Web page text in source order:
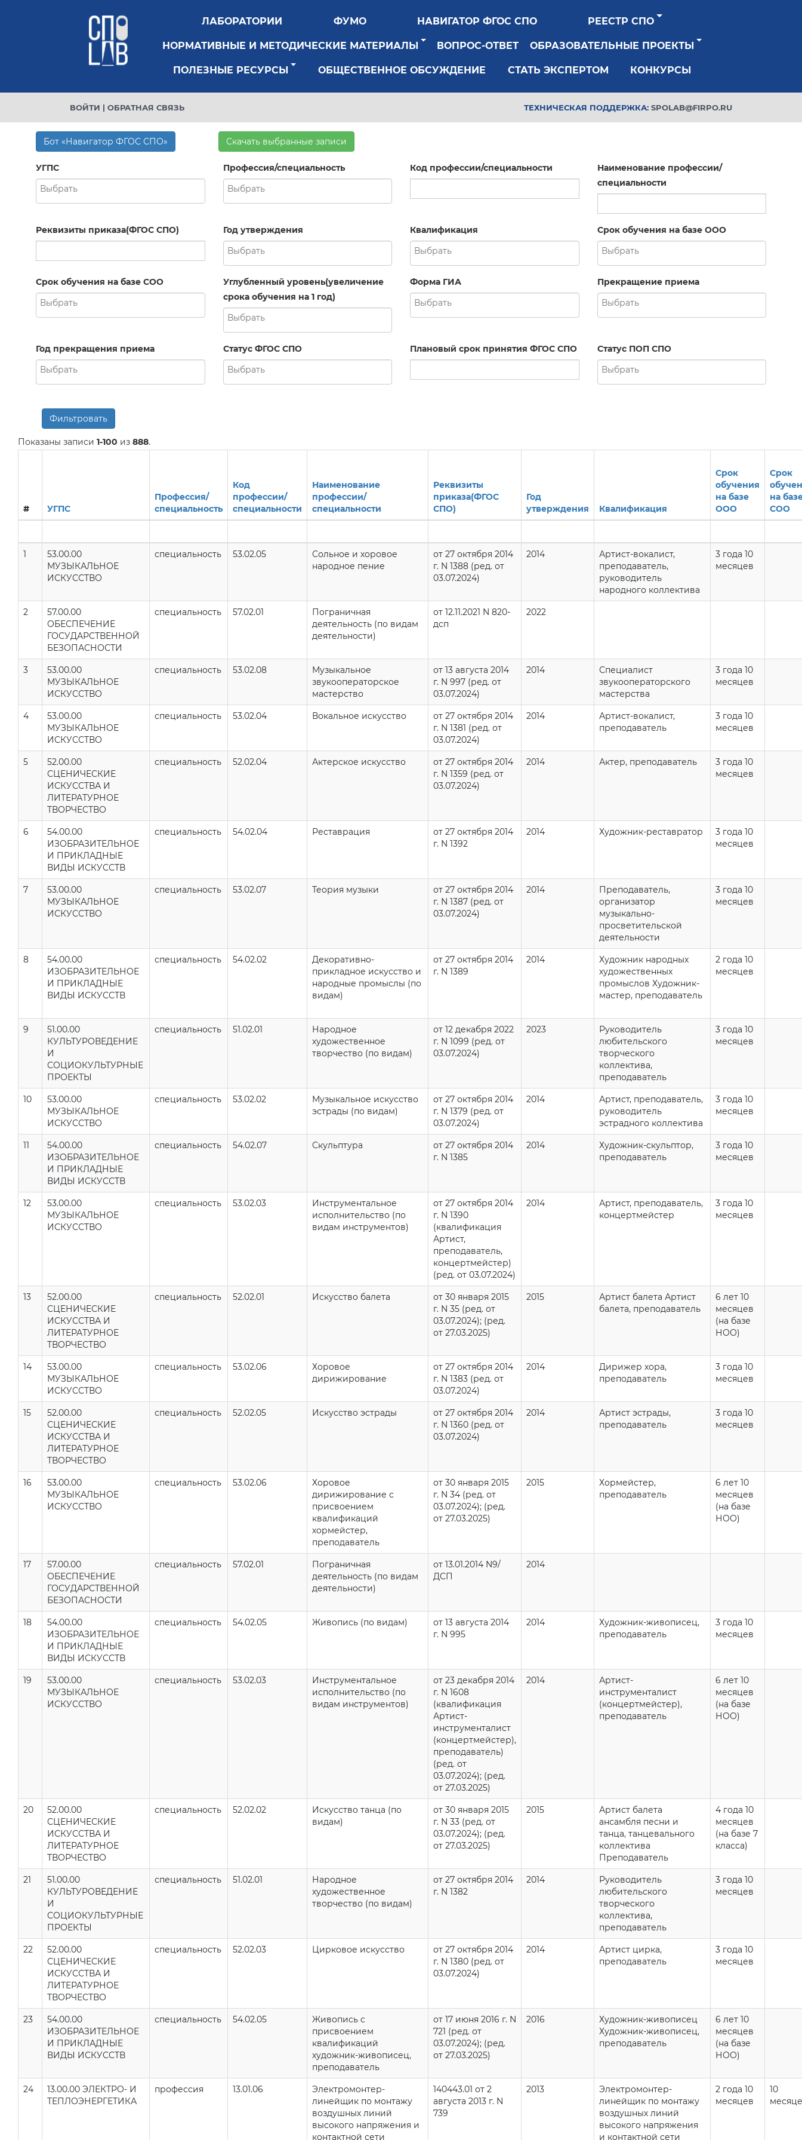
ЛАБОРАТОРИИ ФУМО НАВИГАТОР ФГОС СПО РЕЕСТР СПО
НОРМАТИВНЫЕ И МЕТОДИЧЕСКИЕ МАТЕРИАЛЫ ВОПРОС-ОТВЕТ ОБРАЗОВАТЕЛЬНЫЕ ПРОЕКТЫ
ПОЛЕЗНЫЕ РЕСУРСЫ ОБЩЕСТВЕННОЕ ОБСУЖДЕНИЕ СТАТЬ ЭКСПЕРТОМ КОНКУРСЫ
ВОЙТИ | ОБРАТНАЯ СВЯЗЬ ТЕХНИЧЕСКАЯ ПОДДЕРЖКА: SPOLAB@FIRPO.RU
Бот «Навигатор ФГОС СПО» Скачать выбранные записи
УГПС Профессия/специальность Код профессии/специальности
Наименование профессии/
специальности
Реквизиты приказа(ФГОС СПО) Год утверждения Квалификация Срок обучения на базе ООО
Срок обучения на базе СОО
Углубленный уровень(увеличение
срока обучения на 1 год)
Форма ГИА Прекращение приема
Год прекращения приема Статус ФГОС СПО Плановый срок принятия ФГОС СПО Статус ПОП СПО
Фильтровать
Показаны записи 1-100 из 888.
# УГПС
Профессия/
специальность
Код
профессии/
специальности
Наименование
профессии/
специальности
Реквизиты
приказа(ФГОС
СПО)
Год
утверждения
Квалификация
Срок
обучения
на базе
ООО
Срок
на
СОО
1
53.00.00
МУЗЫКАЛЬНОЕ
ИСКУССТВО
специальность 53.02.05
Сольное и хоровое
народное пение
от 27 октября 2014
г. N 1388 (ред. от
03.07.2024)
2014
Артист-вокалист,
преподаватель,
руководитель
народного коллектива
3 года 10
месяцев
2
57.00.00
ОБЕСПЕЧЕНИЕ
ГОСУДАРСТВЕННОЙ
БЕЗОПАСНОСТИ
специальность 57.02.01
Пограничная
деятельность (по видам
деятельности)
от 12.11.2021 N 820-
дсп
2022
3
53.00.00
МУЗЫКАЛЬНОЕ
ИСКУССТВО
специальность 53.02.08
Музыкальное
звукооператорское
мастерство
от 13 августа 2014
г. N 997 (ред. от
03.07.2024)
2014
Специалист
звукооператорского
мастерства
3 года 10
месяцев
4
53.00.00
МУЗЫКАЛЬНОЕ
ИСКУССТВО
специальность 53.02.04 Вокальное искусство
от 27 октября 2014
г. N 1381 (ред. от
03.07.2024)
2014
Артист-вокалист,
преподаватель
3 года 10
месяцев
5
52.00.00
СЦЕНИЧЕСКИЕ
ИСКУССТВА И
ЛИТЕРАТУРНОЕ
ТВОРЧЕСТВО
специальность 52.02.04 Актерское искусство
от 27 октября 2014
г. N 1359 (ред. от
03.07.2024)
2014 Актер, преподаватель
3 года 10
месяцев
6
54.00.00
ИЗОБРАЗИТЕЛЬНОЕ
И ПРИКЛАДНЫЕ
ВИДЫ ИСКУССТВ
специальность 54.02.04 Реставрация
от 27 октября 2014
г. N 1392
2014 Художник-реставратор
3 года 10
месяцев
7
53.00.00
МУЗЫКАЛЬНОЕ
ИСКУССТВО
специальность 53.02.07 Теория музыки
от 27 октября 2014
г. N 1387 (ред. от
03.07.2024)
2014
Преподаватель,
организатор
музыкально-
просветительской
деятельности
3 года 10
месяцев
8
54.00.00
ИЗОБРАЗИТЕЛЬНОЕ
И ПРИКЛАДНЫЕ
ВИДЫ ИСКУССТВ
специальность 54.02.02
Декоративно-
прикладное искусство и
народные промыслы (по
видам)
от 27 октября 2014
г. N 1389
2014
Художник народных
художественных
промыслов Художник-
мастер, преподаватель
2 года 10
месяцев
9
51.00.00
КУЛЬТУРОВЕДЕНИЕ
И
СОЦИОКУЛЬТУРНЫЕ
ПРОЕКТЫ
специальность 51.02.01
Народное
художественное
творчество (по видам)
от 12 декабря 2022
г. N 1099 (ред. от
03.07.2024)
2023
Руководитель
любительского
творческого
коллектива,
преподаватель
3 года 10
месяцев
10
53.00.00
МУЗЫКАЛЬНОЕ
ИСКУССТВО
специальность 53.02.02
Музыкальное искусство
эстрады (по видам)
от 27 октября 2014
г. N 1379 (ред. от
03.07.2024)
2014
Артист, преподаватель,
руководитель
эстрадного коллектива
3 года 10
месяцев
11
54.00.00
ИЗОБРАЗИТЕЛЬНОЕ
И ПРИКЛАДНЫЕ
ВИДЫ ИСКУССТВ
специальность 54.02.07 Скульптура
от 27 октября 2014
г. N 1385
2014
Художник-скульптор,
преподаватель
3 года 10
месяцев
12
53.00.00
МУЗЫКАЛЬНОЕ
ИСКУССТВО
специальность 53.02.03
Инструментальное
исполнительство (по
видам инструментов)
от 27 октября 2014
г. N 1390
(квалификация
Артист,
преподаватель,
концертмейстер)
(ред. от 03.07.2024)
2014
Артист, преподаватель,
концертмейстер
3 года 10
месяцев
13
52.00.00
СЦЕНИЧЕСКИЕ
ИСКУССТВА И
ЛИТЕРАТУРНОЕ
ТВОРЧЕСТВО
специальность 52.02.01 Искусство балета
от 30 января 2015
г. N 35 (ред. от
03.07.2024); (ред.
от 27.03.2025)
2015
Артист балета Артист
балета, преподаватель
6 лет 10
месяцев
(на базе
НОО)
14
53.00.00
МУЗЫКАЛЬНОЕ
ИСКУССТВО
специальность 53.02.06
Хоровое
дирижирование
от 27 октября 2014
г. N 1383 (ред. от
03.07.2024)
2014
Дирижер хора,
преподаватель
3 года 10
месяцев
15
52.00.00
СЦЕНИЧЕСКИЕ
ИСКУССТВА И
ЛИТЕРАТУРНОЕ
ТВОРЧЕСТВО
специальность 52.02.05 Искусство эстрады
от 27 октября 2014
г. N 1360 (ред. от
03.07.2024)
2014
Артист эстрады,
преподаватель
3 года 10
месяцев
16
53.00.00
МУЗЫКАЛЬНОЕ
ИСКУССТВО
специальность 53.02.06
Хоровое
дирижирование с
присвоением
квалификаций
хормейстер,
преподаватель
от 30 января 2015
г. N 34 (ред. от
03.07.2024); (ред.
от 27.03.2025)
2015
Хормейстер,
преподаватель
6 лет 10
месяцев
(на базе
НОО)
17
57.00.00
ОБЕСПЕЧЕНИЕ
ГОСУДАРСТВЕННОЙ
БЕЗОПАСНОСТИ
специальность 57.02.01
Пограничная
деятельность (по видам
деятельности)
от 13.01.2014 N9/
ДСП
2014
18
54.00.00
ИЗОБРАЗИТЕЛЬНОЕ
И ПРИКЛАДНЫЕ
ВИДЫ ИСКУССТВ
специальность 54.02.05 Живопись (по видам)
от 13 августа 2014
г. N 995
2014
Художник-живописец,
преподаватель
3 года 10
месяцев
19
53.00.00
МУЗЫКАЛЬНОЕ
ИСКУССТВО
специальность 53.02.03
Инструментальное
исполнительство (по
видам инструментов)
от 23 декабря 2014
г. N 1608
(квалификация
Артист-
инструменталист
(концертмейстер),
преподаватель)
(ред. от
03.07.2024); (ред.
от 27.03.2025)
2014
Артист-
инструменталист
(концертмейстер),
преподаватель
6 лет 10
месяцев
(на базе
НОО)
20
52.00.00
СЦЕНИЧЕСКИЕ
ИСКУССТВА И
ЛИТЕРАТУРНОЕ
ТВОРЧЕСТВО
специальность 52.02.02
Искусство танца (по
видам)
от 30 января 2015
г. N 33 (ред. от
03.07.2024); (ред.
от 27.03.2025)
2015
Артист балета
ансамбля песни и
танца, танцевального
коллектива
Преподаватель
4 года 10
месяцев
(на базе 7
класса)
21
51.00.00
КУЛЬТУРОВЕДЕНИЕ
И
СОЦИОКУЛЬТУРНЫЕ
ПРОЕКТЫ
специальность 51.02.01
Народное
художественное
творчество (по видам)
от 27 октября 2014
г. N 1382
2014
Руководитель
любительского
творческого
коллектива,
преподаватель
3 года 10
месяцев
22
52.00.00
СЦЕНИЧЕСКИЕ
ИСКУССТВА И
ЛИТЕРАТУРНОЕ
ТВОРЧЕСТВО
специальность 52.02.03 Цирковое искусство
от 27 октября 2014
г. N 1380 (ред. от
03.07.2024)
2014
Артист цирка,
преподаватель
3 года 10
месяцев
23
54.00.00
ИЗОБРАЗИТЕЛЬНОЕ
И ПРИКЛАДНЫЕ
ВИДЫ ИСКУССТВ
специальность 54.02.05
Живопись с
присвоением
квалификаций
художник-живописец,
преподаватель
от 17 июня 2016 г. N
721 (ред. от
03.07.2024); (ред.
от 27.03.2025)
2016
Художник-живописец
Художник-живописец,
преподаватель
6 лет 10
месяцев
(на базе
НОО)
24
13.00.00 ЭЛЕКТРО- И
ТЕПЛОЭНЕРГЕТИКА
профессия 13.01.06
Электромонтер-
линейщик по монтажу
воздушных линий
высокого напряжения и
контактной сети
140443.01 от 2
августа 2013 г. N
739
2013
Электромонтер-
линейщик по монтажу
воздушных линий
высокого напряжения
и контактной сети
2 года 10
месяцев
10